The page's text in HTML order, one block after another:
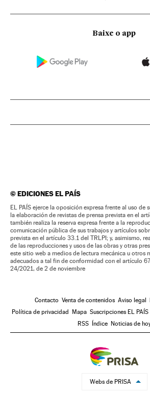
Baixe o app
©EDICIONES EL PAÍS
EL PAÍS ejerce la oposición expresa frente al uso de
la elaboración de revistas de prensa prevista en el
también realiza la reserva expresa frente a la
comunicación pública de sus trabajos y artículos
prevista en el artículo 33.1 del TRLPI; y, asimismo,
de las reproducciones y usos de las obras y otras
este sitio web a medios de lectura mecánica u otros
adecuados a tal fin de conformidad con el artículo
24/2021, de 2 de noviembre
Contacto Venta de contenidos Aviso legal
Política de privacidad Mapa Suscripciones EL PAÍS
RSS Índice Noticias de
Webs de PRISA